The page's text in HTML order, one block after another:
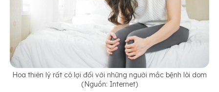
Hoa thiên lý rất có lợi đối với những người mắc bệnh lòi dom
(Nguồn: Internet)